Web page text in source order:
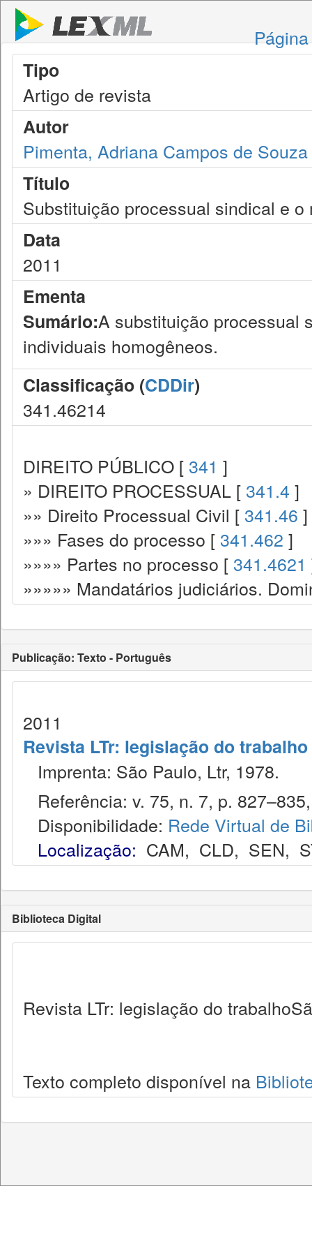
Tipo
Artigo de revista
Autor
Pimenta, Adriana Campos de
Título
Substituição processual sindical e
Data
2011
Ementa
Sumário:A substituição processual
individuais homogêneos.
Classificação (CDDir)
341.46214
DIREITO PÚBLICO [ 341 ]
» DIREITO PROCESSUAL [ 341.4 ]
»» Direito Processual Civil [ 341.46 ]
»»» Fases do processo [ 341.462 ]
»»»» Partes no processo [ 341.4621
»»»»» Mandatários judiciários.
Publicação: Texto - Português
2011
Revista LTr: legislação do trabalho
Imprenta: São Paulo, Ltr, 1978.
Referência: v. 75, n. 7, p.
Disponibilidade: Rede Virtual de
Localização: CAM, CLD, SEN,
Biblioteca Digital
Revista LTr: legislação do
Texto completo disponível na